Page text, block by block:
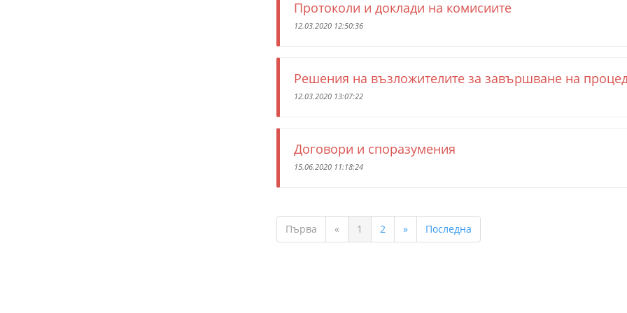
Протоколи и доклади на комисиите
12.03.2020 12:50:36
Решения на възложителите за завършване на
12.03.2020 13:07:22
Договори и споразумения
15.06.2020 11:18:24
Първа « 1 2 » Последна